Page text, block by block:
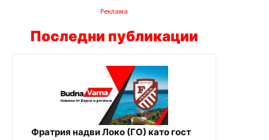
Реклама
Последни публикации
Фратрия надви Локо (ГО) като гост